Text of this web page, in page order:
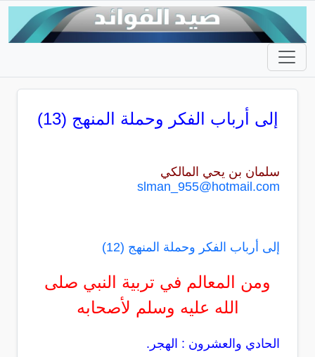
إلى أرباب الفكر وحملة المنهج (13)
سلمان بن يحي المالكي
slman_955@hotmail.com
إلى أرباب الفكر وحملة المنهج (12)
ومن المعالم في تربية النبي صلى
الله عليه وسلم لأصحابه
الحادي والعشرون : الهجر.